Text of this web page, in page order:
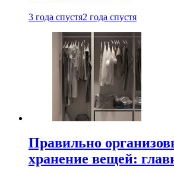
3 года спустя2 года спустя
Правильно
хранение вещей: